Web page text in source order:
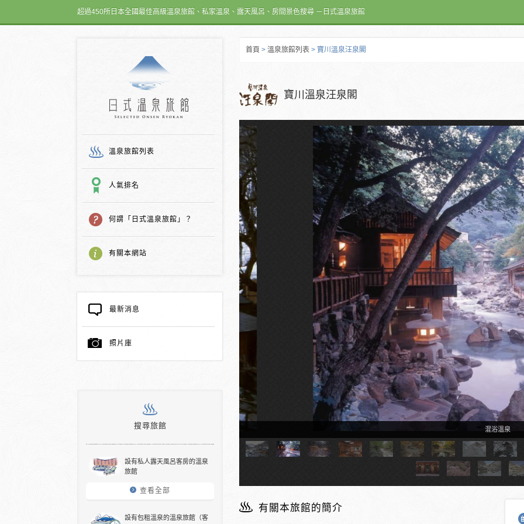
超過450所日本全國最佳高級溫泉旅館、私家溫泉、露天風呂、房間景色搜尋 －日式溫泉旅館
溫泉旅館列表
人氣排名
何謂「日式溫泉旅館」？
有關本網站
最新消息
照片庫
搜尋旅館
設有私人露天風呂客房的溫泉
旅館
查看全部
設有包租溫泉的溫泉旅館（客
首頁 > 溫泉旅館列表 > 寶川溫泉汪泉閣
寶川溫泉汪泉閣
混浴溫泉
有關本旅館的簡介